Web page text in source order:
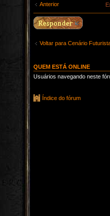
Anterior
Voltar para Cenário
QUEM ESTÁ ONLINE
Usuários navegando neste
Índice do fórum